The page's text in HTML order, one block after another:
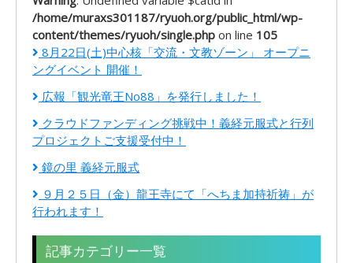
/home/muraxs301187/ryuoh.org/public_html/wp-
content/themes/ryuoh/single.php on line 105
8月22日(土)中心核「交流・文教ゾーン」 オープニ
ングイベント 開催！
広報「観光竜王No88」を発行しました！
クラウドファンディング挑戦中！義経元服式と行列
プロジェクトご支援受付中！
鏡の里 義経元服式
９月２５日（金）龍王寺にて「へちま加持祈祷」が
行われます！
記事カテゴリー一覧